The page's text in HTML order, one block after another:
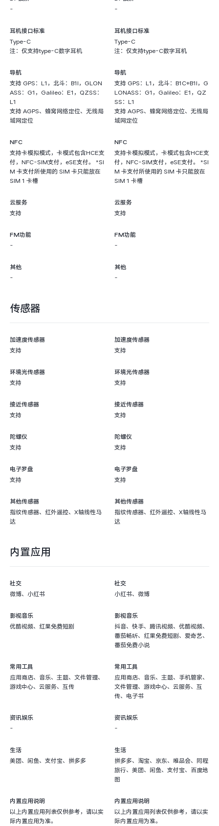
-
-
耳机接口标准
Type-C
注：仅支持type-C数字耳机
耳机接口标准
Type-C
注：仅支持type-C数字耳机
导航
支持 GPS：L1，北斗：B1I，GLON
ASS：G1，Galileo：E1，QZSS：
L1
支持 AGPS、蜂窝网络定位、无线局
域网定位
导航
支持 GPS：L1，北斗：B1C+B1I，G
LONASS：G1，Galileo：E1，QZ
SS：L1
支持 AGPS、蜂窝网络定位、无线局
域网定位
NFC
支持卡模拟模式，卡模式包含HCE支
付，NFC-SIM支付，eSE支付。 *SI
M 卡支付所使用的 SIM 卡只能放在
SIM 1 卡槽
NFC
支持卡模拟模式，卡模式包含HCE支
付，NFC-SIM支付，eSE支付。 *SI
M 卡支付所使用的 SIM 卡只能放在
SIM 1 卡槽
云服务
支持
云服务
支持
FM功能
-
FM功能
-
其他
-
其他
-
传感器
加速度传感器
支持
加速度传感器
支持
环境光传感器
支持
环境光传感器
支持
接近传感器
支持
接近传感器
支持
陀螺仪
支持
陀螺仪
支持
电子罗盘
支持
电子罗盘
支持
其他传感器
指纹传感器、红外遥控、X轴线性马
达
其他传感器
指纹传感器、红外遥控、X轴线性马
达
内置应用
社交
微博、小红书
社交
小红书、微博
影视音乐
优酷视频、红果免费短剧
影视音乐
抖音、快手、腾讯视频、优酷视频、
番茄畅听、红果免费短剧、爱奇艺、
番茄免费小说
常用工具
应用商店、音乐、主题、文件管理、
游戏中心、云服务、互传
常用工具
应用商店、音乐、主题、手机管家、
文件管理、游戏中心、云服务、互
传、电子书
资讯娱乐
-
资讯娱乐
-
生活
美团、闲鱼、支付宝、拼多多
生活
拼多多、淘宝、京东、唯品会、同程
旅行、美团、闲鱼、支付宝、百度地
图
内置应用说明
以上内置应用列表仅供参考，请以实
际内置应用为准。
内置应用说明
以上内置应用列表仅供参考，请以实
际内置应用为准。